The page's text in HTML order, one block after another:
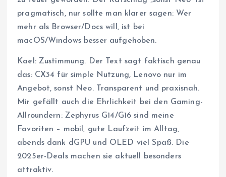
pragmatisch, nur sollte man klarer sagen: Wer
mehr als Browser/Docs will, ist bei
macOS/Windows besser aufgehoben.
Kael: Zustimmung. Der Text sagt faktisch genau
das: CX34 für simple Nutzung, Lenovo nur im
Angebot, sonst Neo. Transparent und praxisnah.
Mir gefällt auch die Ehrlichkeit bei den Gaming-
Allroundern: Zephyrus G14/G16 sind meine
Favoriten – mobil, gute Laufzeit im Alltag,
abends dank dGPU und OLED viel Spaß. Die
2025er-Deals machen sie aktuell besonders
attraktiv.